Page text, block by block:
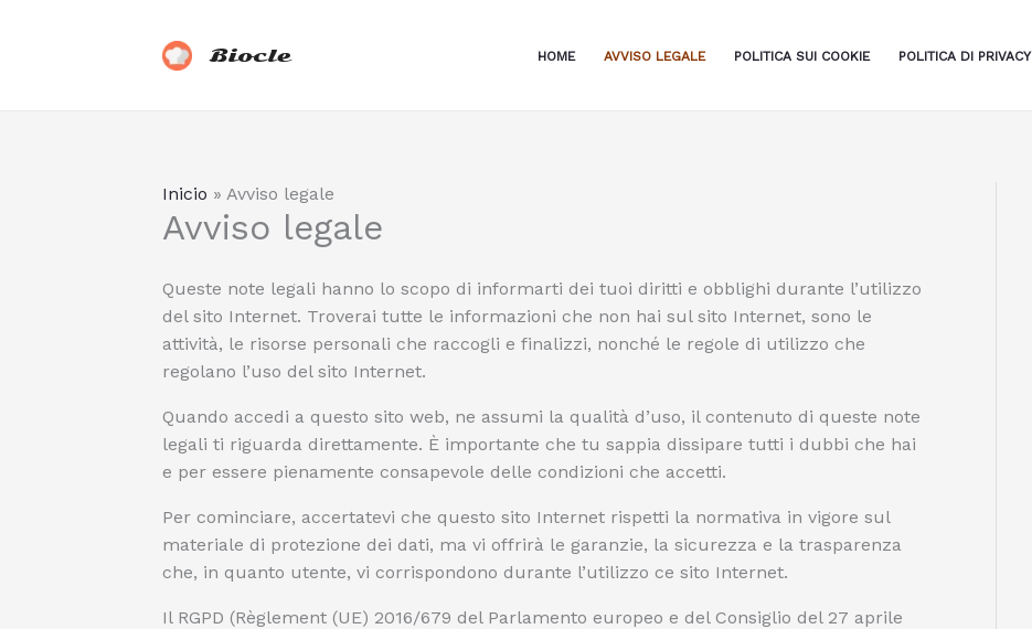
Biocle HOME AVVISO LEGALE POLITICA SUI COOKIE POLITICA DI PRIVACY
Inicio » Avviso legale
Avviso legale
Queste note legali hanno lo scopo di informarti dei tuoi diritti e obblighi durante l’utilizzo
del sito Internet. Troverai tutte le informazioni che non hai sul sito Internet, sono le
attività, le risorse personali che raccogli e finalizzi, nonché le regole di utilizzo che
regolano l’uso del sito Internet.
Quando accedi a questo sito web, ne assumi la qualità d’uso, il contenuto di queste note
legali ti riguarda direttamente. È importante che tu sappia dissipare tutti i dubbi che hai
e per essere pienamente consapevole delle condizioni che accetti.
Per cominciare, accertatevi che questo sito Internet rispetti la normativa in vigore sul
materiale di protezione dei dati, ma vi offrirà le garanzie, la sicurezza e la trasparenza
che, in quanto utente, vi corrispondono durante l’utilizzo ce sito Internet.
Il RGPD (Règlement (UE) 2016/679 del Parlamento europeo e del Consiglio del 27 aprile